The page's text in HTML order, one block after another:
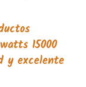
15000
y excelente